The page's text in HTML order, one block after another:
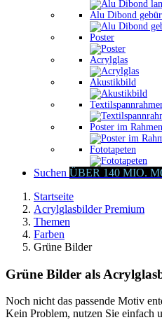
Alu Dibond
Poster
Acrylglas
Akustikbild
Poster im Rahmen
Fototapeten
Suchen ÜBER 140 MIO.
Startseite
Acrylglasbilder Premium
Themen
Farben
Grüne Bilder
Grüne Bilder als
Noch nicht das passende Motiv
Kein Problem, nutzen Sie einfach